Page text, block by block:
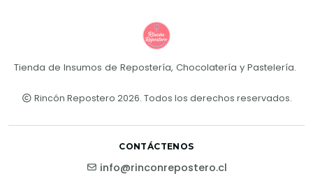
Tienda de Insumos de Repostería, Chocolatería y Pastelería.
Rincón Repostero 2026. Todos los derechos reservados.
CONTÁCTENOS
info@rinconrepostero.cl